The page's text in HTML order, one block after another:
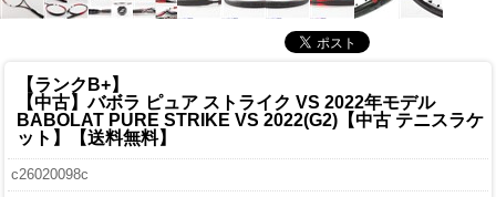
【ランクB+】
【中古】バボラ ピュア ストライク VS 2022年モデル
BABOLAT PURE STRIKE VS 2022(G2)【中古 テニスラケ
ット】【送料無料】
c26020098c